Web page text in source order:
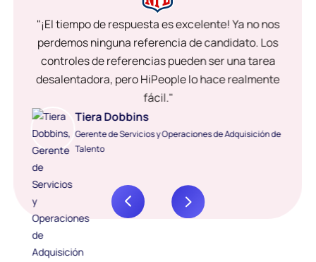
"¡El tiempo de respuesta es excelente! Ya no nos
perdemos ninguna referencia de candidato. Los
controles de referencias pueden ser una tarea
desalentadora, pero HiPeople lo hace realmente
fácil."
Tiera Dobbins
Gerente de Servicios y Operaciones de Adquisición de
Talento